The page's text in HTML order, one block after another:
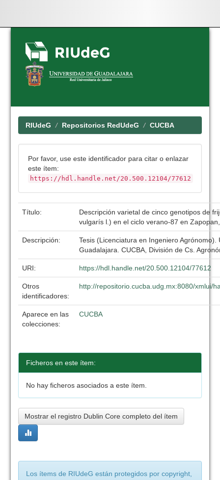
Skip
navigation
RIUdeG Repositorios RedUdeG CUCBA
Por favor, use este identificador para citar o enlazar
este ítem:
https://hdl.handle.net/20.500.12104/77612
Título:
Descripción varietal de cinco genotipos de
vulgarís l.) en el ciclo verano-87 en
Descripción:
Tesis (Licenciatura en Ingeniero Agrónomo).
Guadalajara. CUCBA, División de Cs.
URI: https://hdl.handle.net/20.500.12104/77612
Otros
identificadores:
http://repositorio.cucba.udg.mx:8080/xmlui/
Aparece en las
colecciones:
CUCBA
Ficheros en este ítem:
No hay ficheros asociados a este ítem.
Mostrar el registro Dublin Core completo del ítem
Los ítems de RIUdeG están protegidos por copyright,